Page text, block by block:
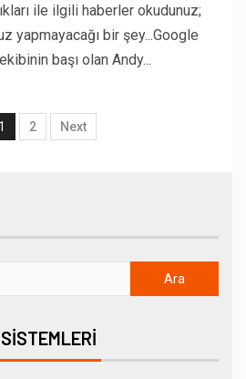
ile ilgili haberler okudunuz;
yapmayacağı bir şey...Google
başı olan Andy...
1 2 Next